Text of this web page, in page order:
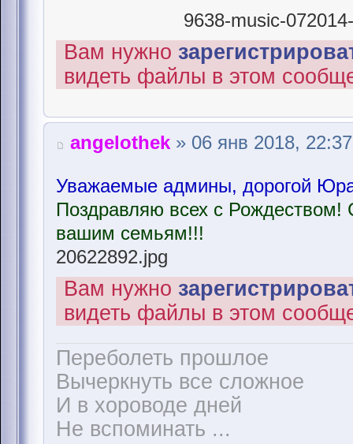
9638-music-
Вам нужно
видеть файлы в этом
angelothek » 06 янв 2018, 22:37
Уважаемые админы, дорогой
Поздравляю всех с
вашим семьям!!!
20622892.jpg
Вам нужно
видеть файлы в этом
Переболеть прошлое
Вычеркнуть все сложное
И в хороводе дней
Не вспоминать ...